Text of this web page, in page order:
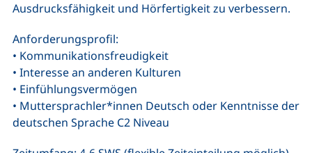
Ausdrucksfähigkeit und Hörfertigkeit zu verbessern.
Anforderungsprofil:
• Kommunikationsfreudigkeit
• Interesse an anderen Kulturen
• Einfühlungsvermögen
• Muttersprachler*innen Deutsch oder Kenntnisse der
deutschen Sprache C2 Niveau